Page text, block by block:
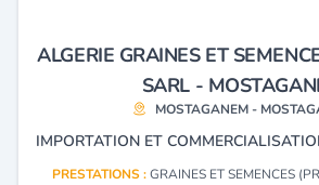
ALGERIE GRAINES ET
SARL -
MOSTAGANEM -
PRESTATIONS :GRAINES ET SEMENCES